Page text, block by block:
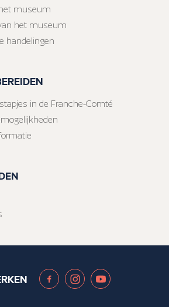
museum
het museum
handelingen
in de Franche-Comté